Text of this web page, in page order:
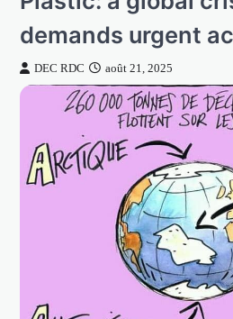
demands urgent
DEC RDC août 21, 2025